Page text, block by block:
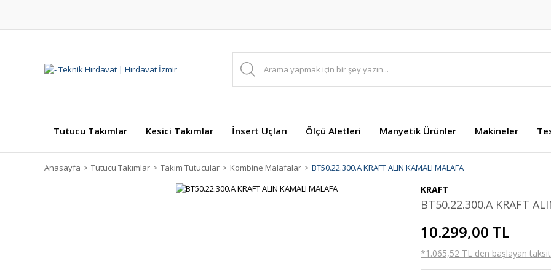
Tutucu Takımlar Kesici Takımlar İnsert Uçları Ölçü Aletleri Manyetik Ürünler Makineler
Anasayfa Tutucu Takımlar Takım Tutucular Kombine Malafalar BT50.22.300.A KRAFT ALIN KAMALI MALAFA
KRAFT
BT50.22.300.A KRAFT
10.299,00 TL
*1.065,52 TL den başlayan